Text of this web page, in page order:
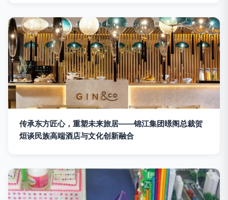
传承东方匠心，重塑未来旅居——锦江集团暻阁总裁贺
烜谈民族高端酒店与文化创新融合